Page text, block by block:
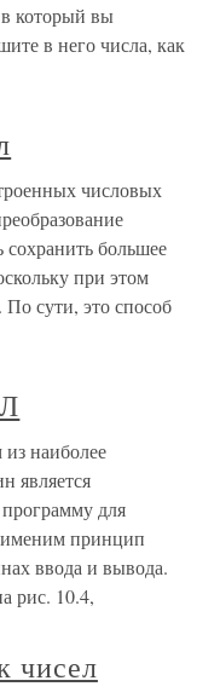
который вы
в него числа, как
числовых
сохранить большее
при этом
сути, это способ
наиболее
является
для
принцип
ввода и вывода.
рис. 10.4,
чисел